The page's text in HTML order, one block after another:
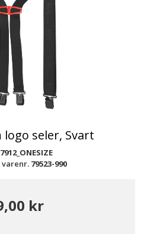
logo seler, Svart
7912_ONESIZE
79523-990
kr